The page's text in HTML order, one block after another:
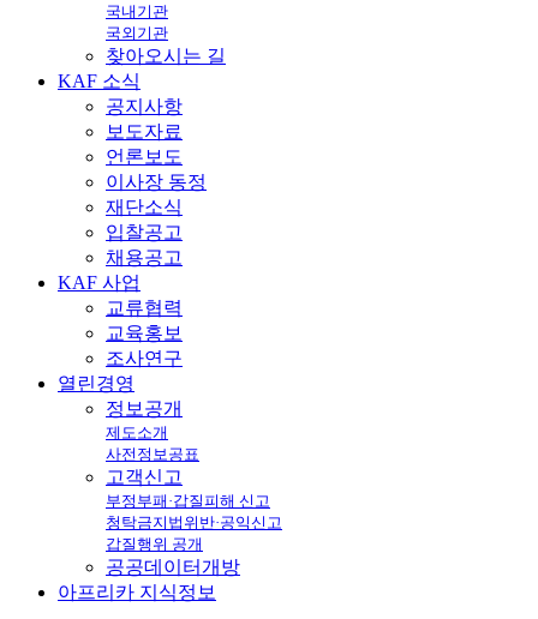
국내기관
국외기관
찾아오시는 길
KAF 소식
공지사항
보도자료
언론보도
이사장 동정
재단소식
입찰공고
채용공고
KAF 사업
교류협력
교육홍보
조사연구
열린경영
정보공개
제도소개
사전정보공표
고객신고
부정부패·갑질피해 신고
청탁금지법위반·공익신고
갑질행위 공개
공공데이터개방
아프리카 지식정보